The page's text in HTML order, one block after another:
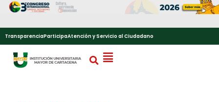
TransparenciaParticipaAtención y Servicio al Ciudadano